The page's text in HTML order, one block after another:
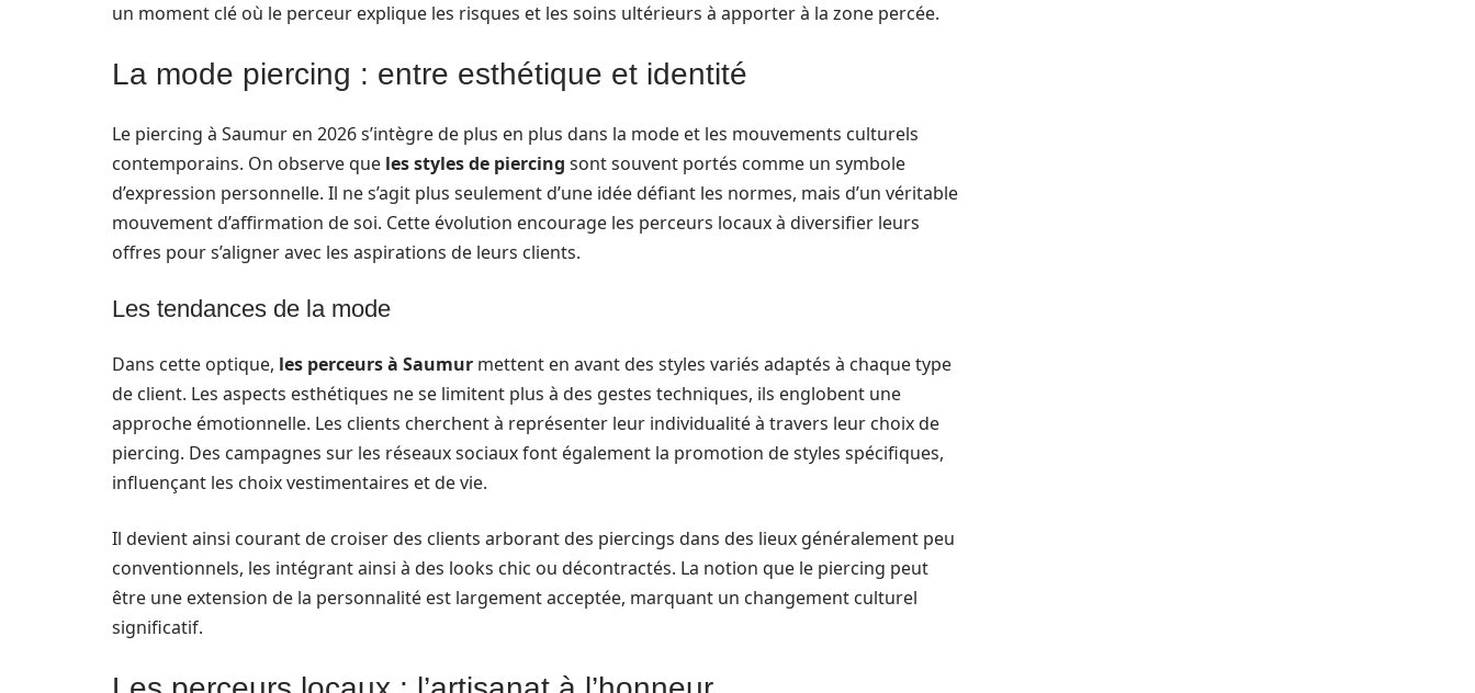
un moment clé où le perceur explique les risques et les soins ultérieurs à apporter à la zone percée.
La mode piercing : entre esthétique et identité
Le piercing à Saumur en 2026 s’intègre de plus en plus dans la mode et les mouvements culturels
contemporains. On observe que les styles de piercing sont souvent portés comme un symbole
d’expression personnelle. Il ne s’agit plus seulement d’une idée défiant les normes, mais d’un véritable
mouvement d’affirmation de soi. Cette évolution encourage les perceurs locaux à diversifier leurs
offres pour s’aligner avec les aspirations de leurs clients.
Les tendances de la mode
Dans cette optique, les perceurs à Saumur mettent en avant des styles variés adaptés à chaque type
de client. Les aspects esthétiques ne se limitent plus à des gestes techniques, ils englobent une
approche émotionnelle. Les clients cherchent à représenter leur individualité à travers leur choix de
piercing. Des campagnes sur les réseaux sociaux font également la promotion de styles spécifiques,
influençant les choix vestimentaires et de vie.
Il devient ainsi courant de croiser des clients arborant des piercings dans des lieux généralement peu
conventionnels, les intégrant ainsi à des looks chic ou décontractés. La notion que le piercing peut
être une extension de la personnalité est largement acceptée, marquant un changement culturel
significatif.